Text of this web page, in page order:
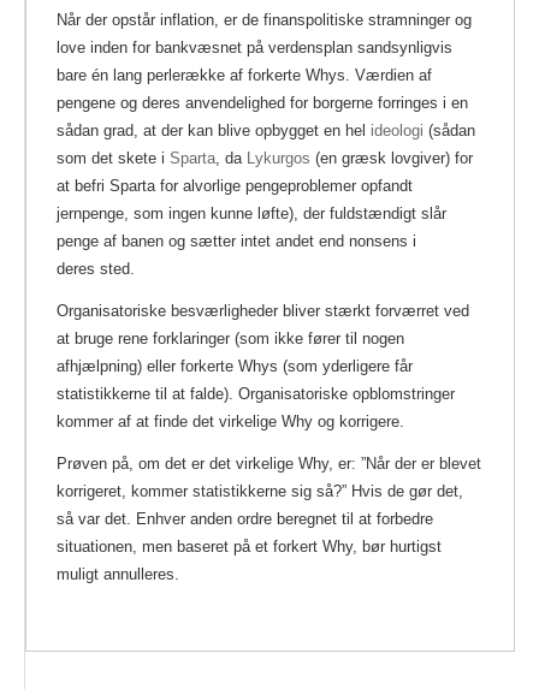
Når der opstår inflation, er de finanspolitiske stramninger og
love inden for bankvæsnet på verdensplan sandsynligvis
bare én lang perlerække af forkerte Whys. Værdien af
pengene og deres anvendelighed for borgerne forringes i en
sådan grad, at der kan blive opbygget en hel ideologi (sådan
som det skete i Sparta , da Lykurgos (en græsk lovgiver) for
at befri Sparta for alvorlige pengeproblemer opfandt
jernpenge, som ingen kunne løfte), der fuldstændigt slår
penge af banen og sætter intet andet end nonsens i
deres sted.
Organisatoriske besværligheder bliver stærkt forværret ved
at bruge rene forklaringer (som ikke fører til nogen
afhjælpning) eller forkerte Whys (som yderligere får
statistikkerne til at falde). Organisatoriske opblomstringer
kommer af at finde det virkelige Why og korrigere.
Prøven på, om det er det virkelige Why, er: ”Når der er blevet
korrigeret, kommer statistikkerne sig så?” Hvis de gør det,
så var det. Enhver anden ordre beregnet til at forbedre
situationen, men baseret på et forkert Why, bør hurtigst
muligt annulleres.